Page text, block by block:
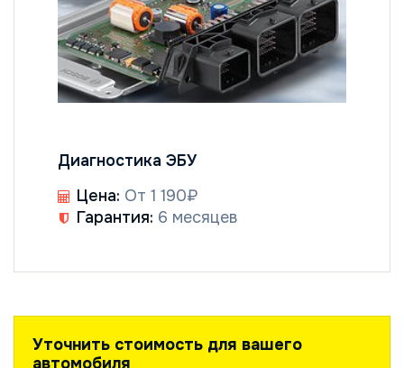
Диагностика ЭБУ
Цена: От 1 190₽
Гарантия: 6 месяцев
Уточнить стоимость для вашего
автомобиля